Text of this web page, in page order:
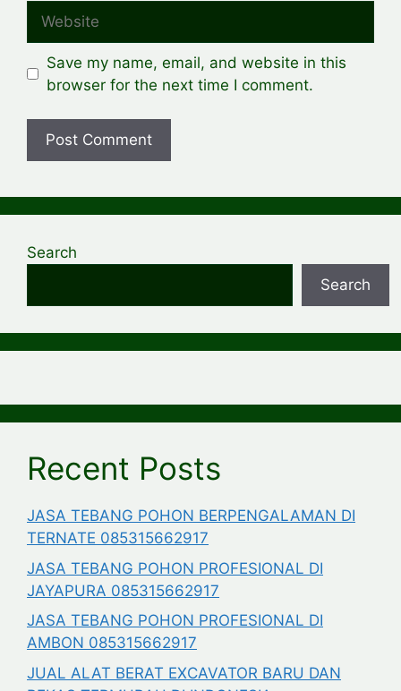
Save my name, email, and website in this
browser for the next time I comment.
Search
Search
Recent Posts
JASA TEBANG POHON BERPENGALAMAN DI
TERNATE 085315662917
JASA TEBANG POHON PROFESIONAL DI
JAYAPURA 085315662917
JASA TEBANG POHON PROFESIONAL DI
AMBON 085315662917
JUAL ALAT BERAT EXCAVATOR BARU DAN